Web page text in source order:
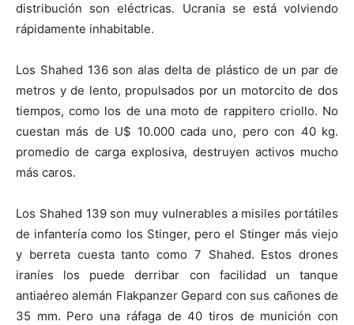
distribución son eléctricas. Ucrania se está volviendo
rápidamente inhabitable.
Los Shahed 136 son alas delta de plástico de un par de
metros y de lento, propulsados por un motorcito de dos
tiempos, como los de una moto de rappitero criollo. No
cuestan más de U$ 10.000 cada uno, pero con 40 kg.
promedio de carga explosiva, destruyen activos mucho
más caros.
Los Shahed 139 son muy vulnerables a misiles portátiles
de infantería como los Stinger, pero el Stinger más viejo
y berreta cuesta tanto como 7 Shahed. Estos drones
iraníes los puede derribar con facilidad un tanque
antiaéreo alemán Flakpanzer Gepard con sus cañones de
35 mm. Pero una ráfaga de 40 tiros de munición con